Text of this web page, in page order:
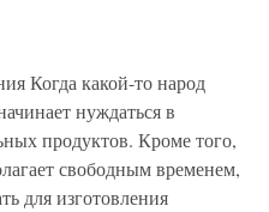
Когда какой-то народ
нуждаться в
продуктов. Кроме того,
свободным временем,
для изготовления